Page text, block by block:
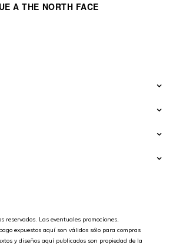
A THE NORTH FACE
reservados. Las eventuales promociones,
expuestos aquí son válidos sólo para compras
y diseños aquí publicados son propiedad de la